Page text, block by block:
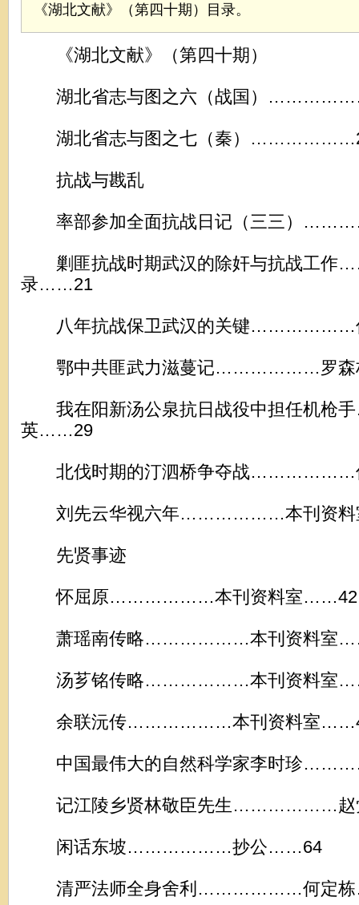
《湖北文献》（第四十期）目录。
《湖北文献》（第四十期）
湖北省志与图之六（战国）
湖北省志与图之七（秦）
抗战与戡乱
率部参加全面抗战日记（三三）
剿匪抗战时期武汉的除奸与抗战工
录……21
八年抗战保卫武汉的关键………………
鄂中共匪武力滋蔓记………………罗
我在阳新汤公泉抗日战役中担任机
英……29
北伐时期的汀泗桥争夺战………………
刘先云华视六年………………本刊资
先贤事迹
怀屈原………………本刊资料室……42
萧瑶南传略………………本刊资料室
汤芗铭传略………………本刊资料室
余联沅传………………本刊资料室
中国最伟大的自然科学家李时珍
记江陵乡贤林敬臣先生………………赵
闲话东坡………………抄公……64
清严法师全身舍利………………何定